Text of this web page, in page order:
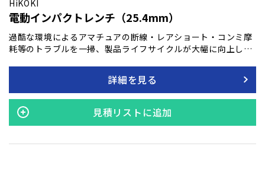
HiKOKI
電動インパクトレンチ（25.4mm）
過酷な環境によるアマチュアの断線・レアショート・コンミ摩
耗等のトラブルを一掃、製品ライフサイクルが大幅に向上しま
す。 独自の小形・高効率インバータ回路によりエンジン発電機
での使用も可能です。
詳細を見る
見積リストに追加